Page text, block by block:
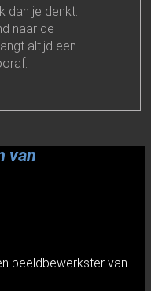
dan je denkt.
naar de
altijd een
van
beeldbewerkster van